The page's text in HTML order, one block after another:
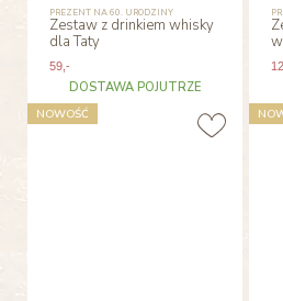
PREZENT NA 60. URODZINY
Zestaw z drinkiem whisky
dla Taty
59,-
DOSTAWA POJUTRZE
NOWOŚĆ